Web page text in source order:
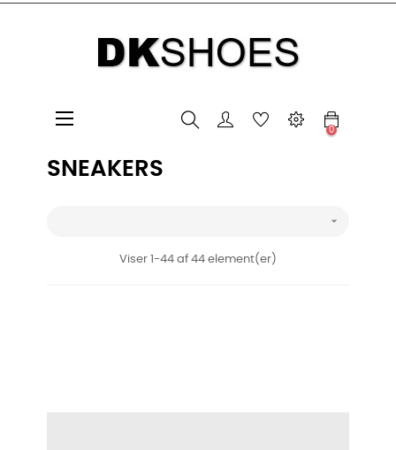
Toggle
☰
0
SNEAKERS

Viser 1-44 af 44 element(er)